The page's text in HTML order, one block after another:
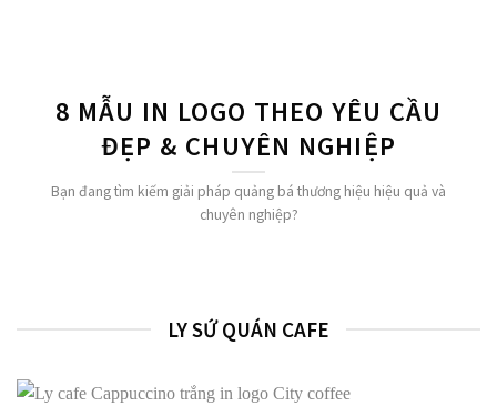
8 MẪU IN LOGO THEO YÊU CẦU
ĐẸP & CHUYÊN NGHIỆP
Bạn đang tìm kiếm giải pháp quảng bá thương hiệu hiệu quả và
chuyên nghiệp?
LY SỨ QUÁN CAFE